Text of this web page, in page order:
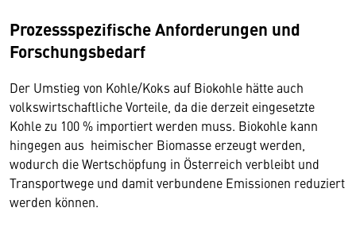
Prozessspezifische Anforderungen und
Forschungsbedarf
Der Umstieg von Kohle/Koks auf Biokohle hätte auch
volkswirtschaftliche Vorteile, da die derzeit eingesetzte
Kohle zu 100 % importiert werden muss. Biokohle kann
hingegen aus heimischer Biomasse erzeugt werden,
wodurch die Wertschöpfung in Österreich verbleibt und
Transportwege und damit verbundene Emissionen reduziert
werden können.